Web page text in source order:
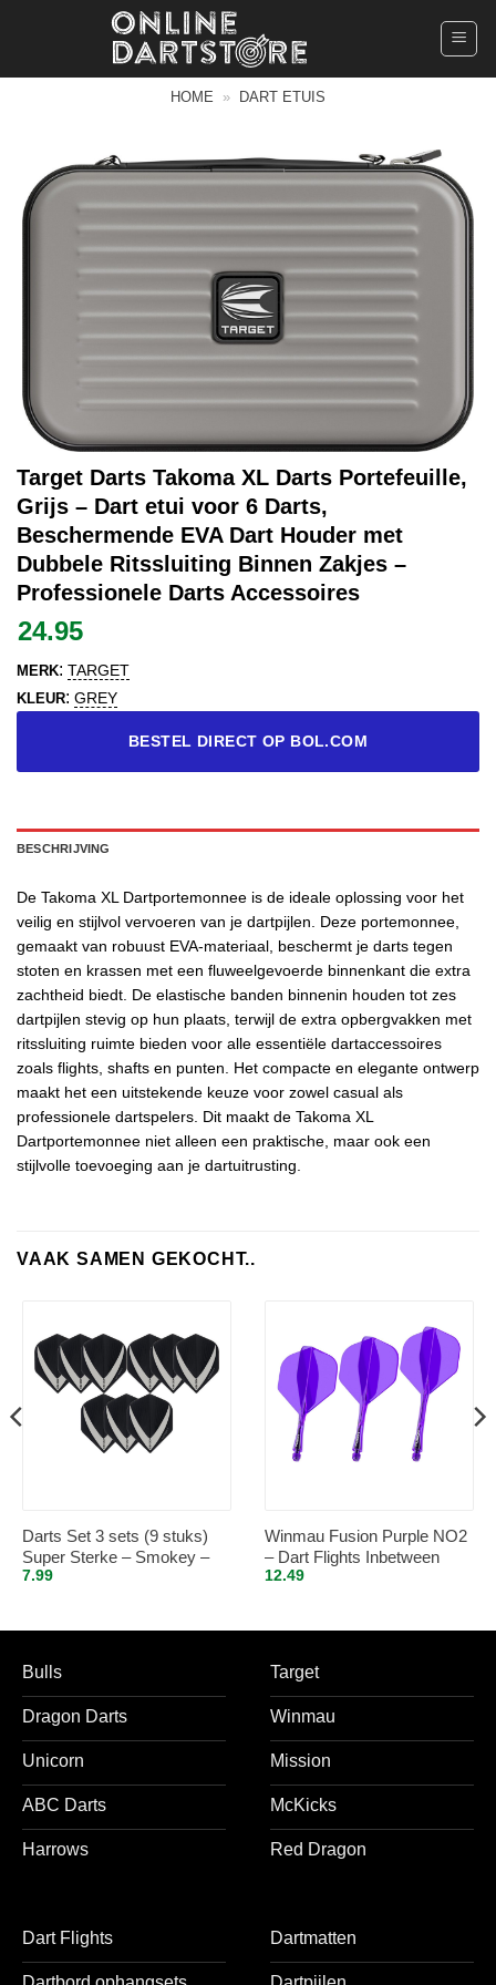
HOME » DART ETUIS
Target Darts Takoma XL Darts Portefeuille,
Grijs – Dart etui voor 6 Darts,
Beschermende EVA Dart Houder met
Dubbele Ritssluiting Binnen Zakjes –
Professionele Darts Accessoires
24.95
MERK: TARGET
KLEUR: GREY
BESTEL DIRECT OP BOL.COM
BESCHRIJVING
De Takoma XL Dartportemonnee is de ideale oplossing voor het
veilig en stijlvol vervoeren van je dartpijlen. Deze portemonnee,
gemaakt van robuust EVA-materiaal, beschermt je darts tegen
stoten en krassen met een fluweelgevoerde binnenkant die extra
zachtheid biedt. De elastische banden binnenin houden tot zes
dartpijlen stevig op hun plaats, terwijl de extra opbergvakken met
ritssluiting ruimte bieden voor alle essentiële dartaccessoires
zoals flights, shafts en punten. Het compacte en elegante ontwerp
maakt het een uitstekende keuze voor zowel casual als
professionele dartspelers. Dit maakt de Takoma XL
Dartportemonnee niet alleen een praktische, maar ook een
stijlvolle toevoeging aan je dartuitrusting.
VAAK SAMEN GEKOCHT..
Darts Set 3 sets (9 stuks)
Super Sterke – Smokey –
Vista-X – flights – darts
7.99
Winmau Fusion Purple NO2
– Dart Flights Inbetween
12.49
Bulls
Dragon Darts
Unicorn
ABC Darts
Harrows
Target
Winmau
Mission
McKicks
Red Dragon
Dart Flights Dartmatten